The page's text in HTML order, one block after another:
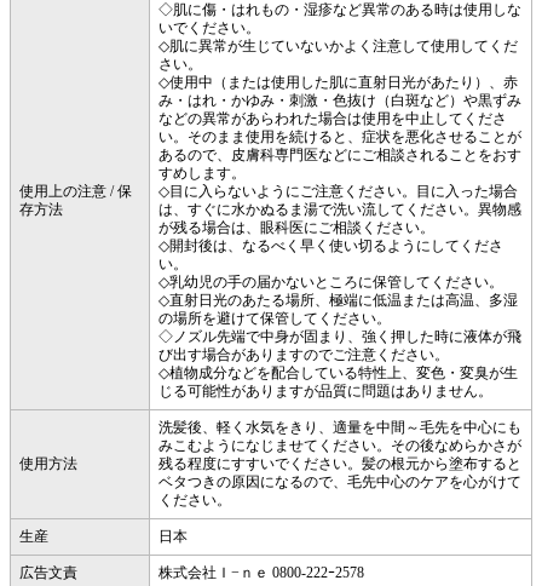
使用上の注意 / 保
存方法
◇肌に傷・はれもの・湿疹など異常のある時は使用しな
いでください。
◇肌に異常が生じていないかよく注意して使用してくだ
さい。
◇使用中（または使用した肌に直射日光があたり）、赤
み・はれ・かゆみ・刺激・色抜け（白斑など）や黒ずみ
などの異常があらわれた場合は使用を中止してくださ
い。そのまま使用を続けると、症状を悪化させることが
あるので、皮膚科専門医などにご相談されることをおす
すめします。
◇目に入らないようにご注意ください。目に入った場合
は、すぐに水かぬるま湯で洗い流してください。異物感
が残る場合は、眼科医にご相談ください。
◇開封後は、なるべく早く使い切るようにしてくださ
い。
◇乳幼児の手の届かないところに保管してください。
◇直射日光のあたる場所、極端に低温または高温、多湿
の場所を避けて保管してください。
◇ノズル先端で中身が固まり、強く押した時に液体が飛
び出す場合がありますのでご注意ください。
◇植物成分などを配合している特性上、変色・変臭が生
じる可能性がありますが品質に問題はありません。
使用方法
洗髪後、軽く水気をきり、適量を中間～毛先を中心にも
みこむようになじませてください。その後なめらかさが
残る程度にすすいでください。髪の根元から塗布すると
ベタつきの原因になるので、毛先中心のケアを心がけて
ください。
生産 日本
広告文責 株式会社Ｉ−ｎｅ 0800-222ｰ2578